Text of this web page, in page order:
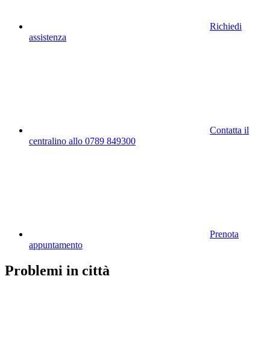
Richiedi
assistenza
Contatta il
centralino allo 0789 849300
Prenota
appuntamento
Problemi in città